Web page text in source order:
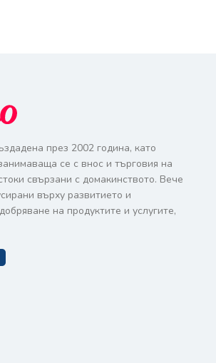
през 2002 година, като
се с внос и търговия на
свързани с домакинството. Вече
върху развитието и
на продуктите и услугите,